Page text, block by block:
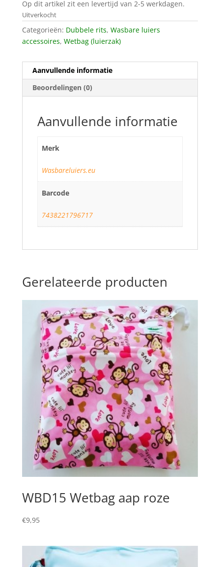
Op dit artikel zit een levertijd van 2-5 werkdagen.
Uitverkocht
Categorieën: Dubbele rits, Wasbare luiers
accessoires, Wetbag (luierzak)
Aanvullende informatie
Beoordelingen (0)
Aanvullende informatie
Merk
Wasbareluiers.eu
Barcode
7438221796717
Gerelateerde producten
WBD15 Wetbag aap roze
€9,95